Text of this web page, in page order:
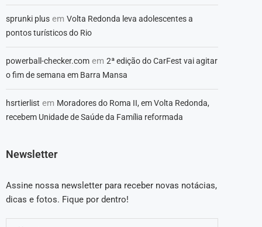
sprunki plus em Volta Redonda leva adolescentes a
pontos turísticos do Rio
powerball-checker.com em 2ª edição do CarFest vai agitar
o fim de semana em Barra Mansa
hsrtierlist em Moradores do Roma II, em Volta Redonda,
recebem Unidade de Saúde da Família reformada
Newsletter
Assine nossa newsletter para receber novas notácias,
dicas e fotos. Fique por dentro!